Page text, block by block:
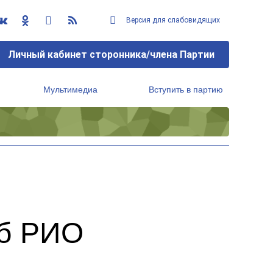
Версия для слабовидящих
Личный кабинет сторонника/члена Партии
Мультимедиа Вступить в партию
РИО